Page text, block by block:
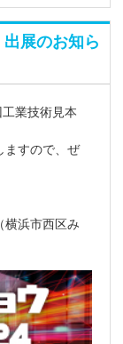
展のお知ら
業技術見本
ますので、ぜ
横浜市西区み